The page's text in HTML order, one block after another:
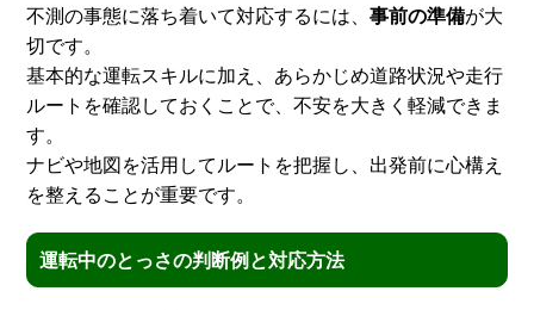
不測の事態に落ち着いて対応するには、事前の準備が大
切です。
基本的な運転スキルに加え、あらかじめ道路状況や走行
ルートを確認しておくことで、不安を大きく軽減できま
す。
ナビや地図を活用してルートを把握し、出発前に心構え
を整えることが重要です。
運転中のとっさの判断例と対応方法